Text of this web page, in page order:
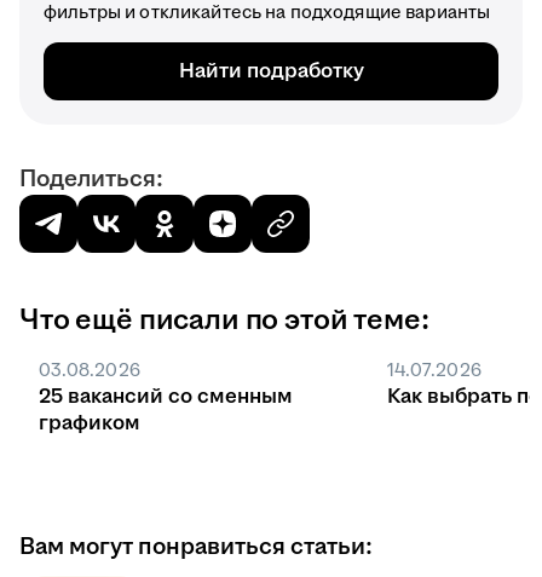
фильтры и откликайтесь на подходящие варианты
Найти подработку
Поделиться:
Что ещё писали по этой теме:
03.08.2026
25 вакансий со сменным
графиком
14.07.2026
Как выбрать
Вам могут понравиться статьи: